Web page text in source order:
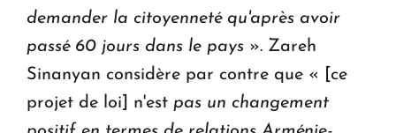
demander la citoyenneté qu'après avoir
passé 60 jours dans le pays ». Zareh
Sinanyan considère par contre que « [ce
projet de loi] n'est pas un changement